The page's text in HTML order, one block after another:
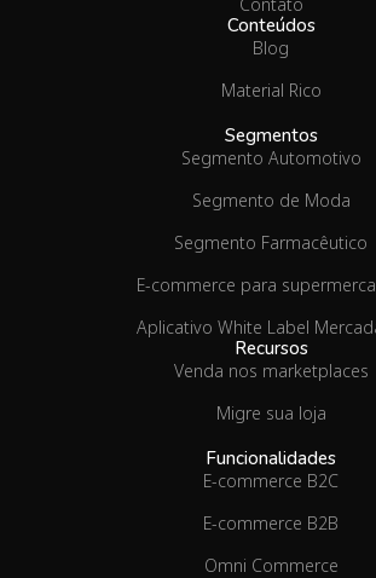
Conteúdos
Blog
Material Rico
Segmentos
Segmento Automotivo
Segmento de Moda
Segmento Farmacêutico
E-commerce para
Aplicativo White Label
Recursos
Venda nos marketplaces
Migre sua loja
Funcionalidades
E-commerce B2C
E-commerce B2B
Omni Commerce